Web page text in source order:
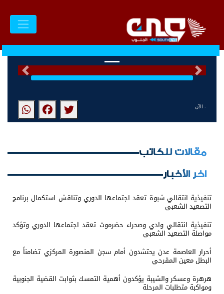
التالى السابق
- الآن
مقالات للكاتب
اخر الأخبار
تنفيذية انتقالي شبوة تعقد اجتماعها الدوري وتناقش استكمال برنامج
التصعيد الشعبي
تنفيذية انتقالي وادي وصحراء حضرموت تعقد اجتماعها الدوري وتؤكد
مواصلة التصعيد الشعبي
أحرار العاصمة عدن يحتشدون أمام سجن المنصورة المركزي تضامناً مع
البطل معين المقرحي
هرهرة وعسكر والشيبة يؤكدون أهمية التمسك بثوابت القضية الجنوبية
ومواكبة متطلبات المرحلة